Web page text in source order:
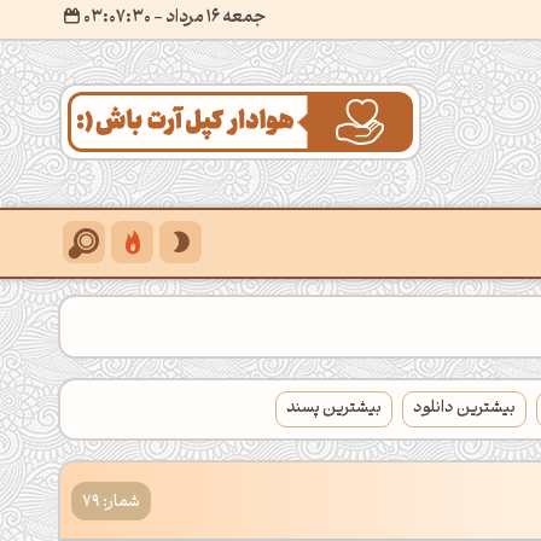
جمعه 16 مرداد
- ۰۳:۰۷:۳۱
بیشترین دانلود بیشترین پسند
شمار: 79